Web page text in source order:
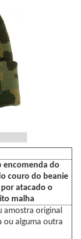
encomenda do
couro do beanie
atacado o
malha
amostra original
ou alguma outra